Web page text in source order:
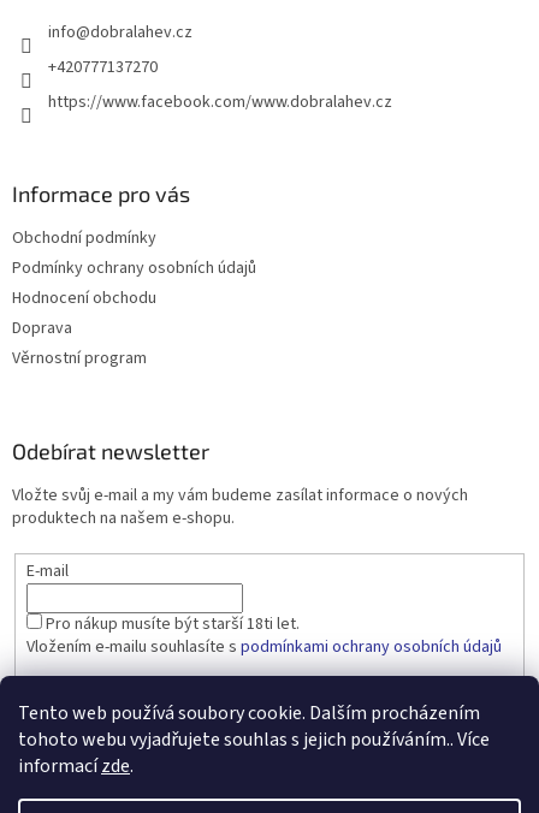
Tento web používá soubory cookie. Dalším procházením
tohoto webu vyjadřujete souhlas s jejich používáním.. Více
informacízde.
info@dobralahev.cz
+420777137270
https://www.facebook.com/www.dobralahev.cz
Informace pro vás
Obchodní podmínky
Podmínky ochrany osobních údajů
Hodnocení obchodu
Doprava
Věrnostní program
Odebírat newsletter
Vložte svůj e-mail a my vám budeme zasílat informace o nových
produktech na našem e-shopu.
E-mail
Pro nákup musíte být starší 18ti let.
Vložením e-mailu souhlasíte s podmínkami ochrany osobních údajů
PŘIHLÁSIT SE